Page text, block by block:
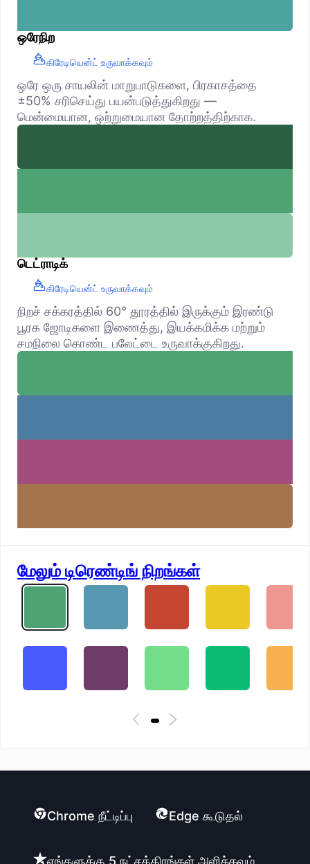
ஒரேநிற
கிரேடியென்ட் உருவாக்கவும்
ஒரே ஒரு சாயலின் மாறுபாடுகளை, பிரகாசத்தை
±50% சரிசெய்து பயன்படுத்துகிறது —
மென்மையான, ஒற்றுமையான தோற்றத்திற்காக.
டெட்ராடிக்
கிரேடியென்ட் உருவாக்கவும்
நிறச் சக்கரத்தில் 60° தூரத்தில் இருக்கும் இரண்டு
பூரக ஜோடிகளை இணைத்து, இயக்கமிக்க மற்றும்
சமநிலை கொண்ட பலேட்டை உருவாக்குகிறது.
மேலும் டிரெண்டிங் நிறங்கள்
Chrome நீட்டிப்பு Edge கூடுதல்
எங்களுக்கு 5 நட்சத்திரங்கள் அளிக்கவும்